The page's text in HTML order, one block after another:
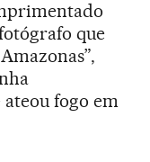
que
fogo em